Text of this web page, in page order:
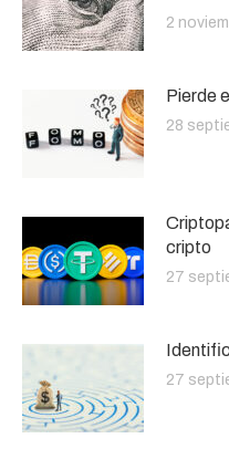
2
Pierde
28
cripto
27
27